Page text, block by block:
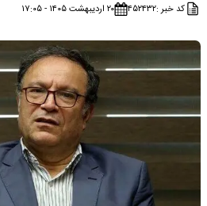
کد خبر :۴۵۲۴۳۲ ۲۰ اردیبهشت ۱۴۰۵ - ۱۷:۰۵